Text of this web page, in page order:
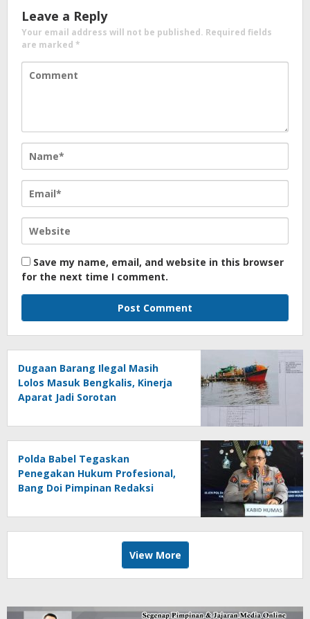
Leave a Reply
Your email address will not be published. Required fields
are marked *
Save my name, email, and website in this browser
for the next time I comment.
Dugaan Barang Ilegal Masih
Lolos Masuk Bengkalis, Kinerja
Aparat Jadi Sorotan
Polda Babel Tegaskan
Penegakan Hukum Profesional,
Bang Doi Pimpinan Redaksi
Dua Kali Tak Hadiri Panggilan
View More